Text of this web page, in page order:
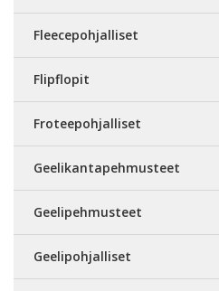
Fleecepohjalliset
Flipflopit
Froteepohjalliset
Geelikantapehmusteet
Geelipehmusteet
Geelipohjalliset